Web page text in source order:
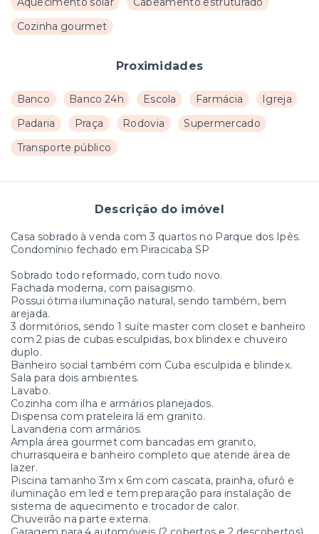
Cozinha gourmet
Proximidades
Banco Banco 24h Escola Farmácia
Igreja
Padaria
Praça Rodovia
Supermercado
Transporte público
Descrição do imóvel
Casa sobrado à venda com 3 quartos no Parque dos Ipês.
Condomínio fechado em Piracicaba SP
Sobrado todo reformado, com tudo novo.
Fachada moderna, com paisagismo.
Possui ótima iluminação natural, sendo também, bem
arejada.
3 dormitórios, sendo 1 suíte master com closet e banheiro
com 2 pias de cubas esculpidas, box blindex e chuveiro
duplo.
Banheiro social também com Cuba esculpida e blindex.
Sala para dois ambientes.
Lavabo.
Cozinha com ilha e armários planejados.
Dispensa com prateleira lá em granito.
Lavanderia com armários.
Ampla área gourmet com bancadas em granito,
churrasqueira e banheiro completo que atende área de
lazer.
Piscina tamanho 3m x 6m com cascata, prainha, ofurô e
iluminação em led e tem preparação para instalação de
sistema de aquecimento e trocador de calor.
Chuveirão na parte externa.